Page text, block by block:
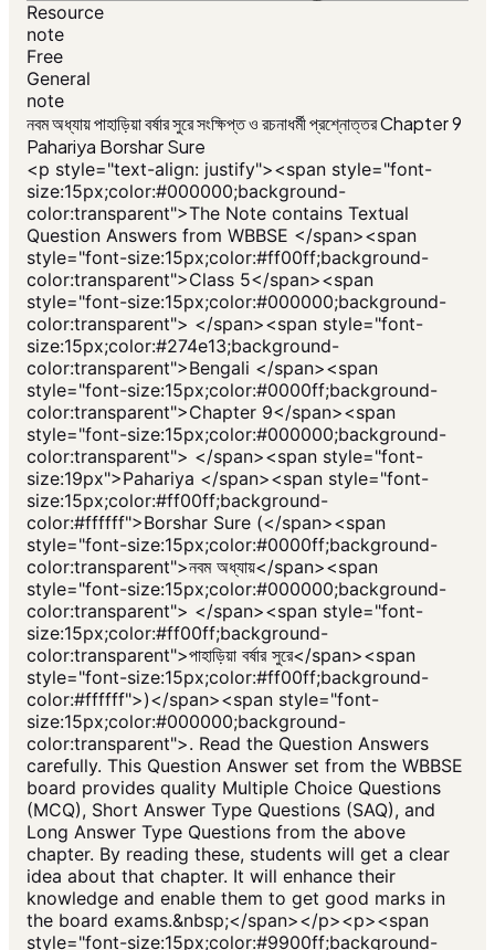
Resource
note
Free
General
note
নবম অধ্যায় পাহাড়িয়া বর্ষার সুরে সংক্ষিপ্ত ও রচনাধর্মী প্রশ্নোত্তর Chapter 9
Pahariya Borshar Sure
<p style="text-align: justify"><span style="font-
size:15px;color:#000000;background-
color:transparent">The Note contains Textual
Question Answers from WBBSE </span><span
style="font-size:15px;color:#ff00ff;background-
color:transparent">Class 5</span><span
style="font-size:15px;color:#000000;background-
color:transparent"> </span><span style="font-
size:15px;color:#274e13;background-
color:transparent">Bengali </span><span
style="font-size:15px;color:#0000ff;background-
color:transparent">Chapter 9</span><span
style="font-size:15px;color:#000000;background-
color:transparent"> </span><span style="font-
size:19px">Pahariya </span><span style="font-
size:15px;color:#ff00ff;background-
color:#ffffff">Borshar Sure (</span><span
style="font-size:15px;color:#0000ff;background-
color:transparent">নবম অধ্যায়</span><span
style="font-size:15px;color:#000000;background-
color:transparent"> </span><span style="font-
size:15px;color:#ff00ff;background-
color:transparent">পাহাড়িয়া বর্ষার সুরে</span><span
style="font-size:15px;color:#ff00ff;background-
color:#ffffff">)</span><span style="font-
size:15px;color:#000000;background-
color:transparent">. Read the Question Answers
carefully. This Question Answer set from the WBBSE
board provides quality Multiple Choice Questions
(MCQ), Short Answer Type Questions (SAQ), and
Long Answer Type Questions from the above
chapter. By reading these, students will get a clear
idea about that chapter. It will enhance their
knowledge and enable them to get good marks in
the board exams.&nbsp;</span></p><p><span
style="font-size:15px;color:#9900ff;background-